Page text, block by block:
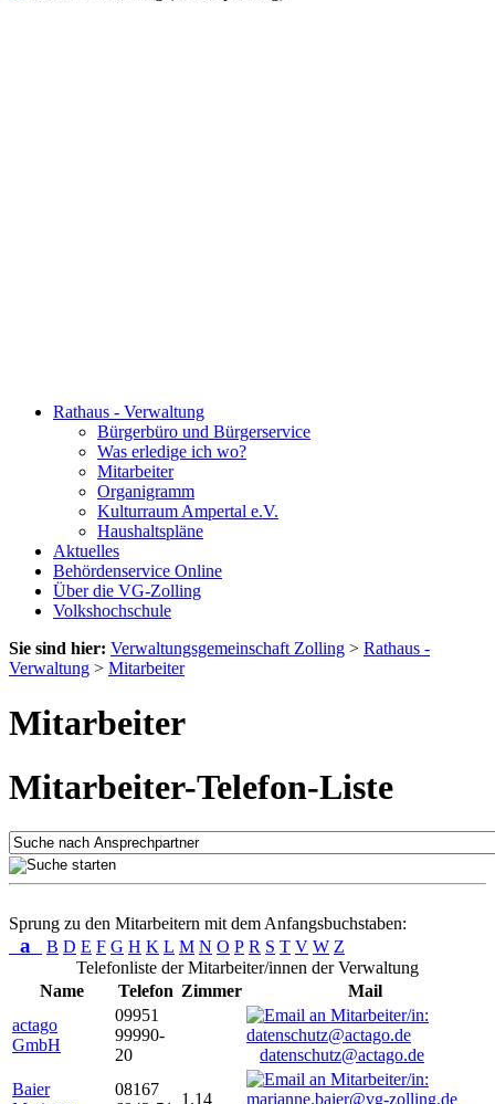
Rathaus - Verwaltung
Bürgerbüro und Bürgerservice
Was erledige ich wo?
Mitarbeiter
Organigramm
Kulturraum Ampertal e.V.
Haushaltspläne
Aktuelles
Behördenservice Online
Über die VG-Zolling
Volkshochschule
Sie sind hier: Verwaltungsgemeinschaft Zolling > Rathaus -
Verwaltung > Mitarbeiter
Mitarbeiter
Mitarbeiter-Telefon-Liste
Sprung zu den Mitarbeitern mit dem Anfangsbuchstaben:
a B D E F G H K L M N O P R S T V W Z
Telefonliste der Mitarbeiter/innen der Verwaltung
Name
Telefon Zimmer
Mail
actago
GmbH
09951
99990-
20
datenschutz@actago.de
Baier
08167
1.14